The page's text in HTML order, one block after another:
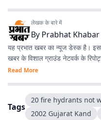
लेखक के बारे में
By Prabhat
यह प्रभात खबर का न्यूज डेस्क है।
खबर के विशाल ग्राउंड नेटवर्क के
Read More
Tags
20 fire hydrants not
2002 Gujarat Kand